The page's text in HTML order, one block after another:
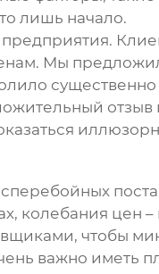
лишь начало.
Мы
отзыв
колебания цен
чтобы
важно иметь